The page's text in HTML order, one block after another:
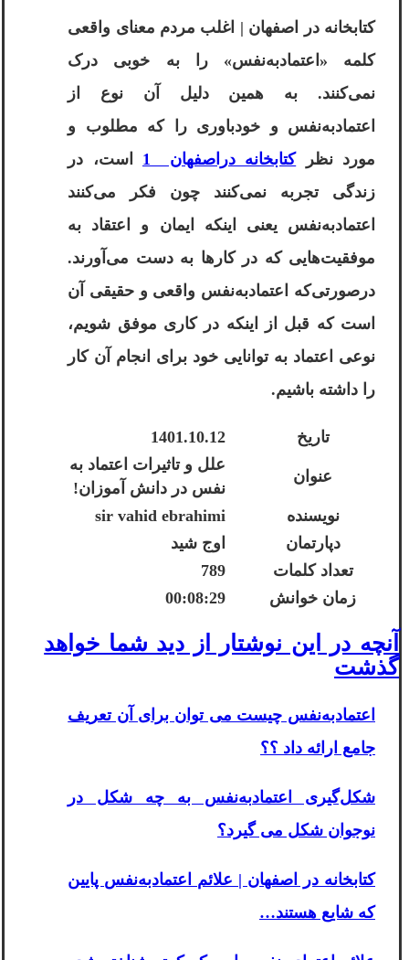
کتابخانه در اصفهان | اغلب مردم معنای واقعی
کلمه «اعتماد‌به‌نفس» را به خوبی درک
نمی‌کنند. به همین دلیل آن نوع از
اعتمادبه‌نفس و خودباوری را که مطلوب و
مورد نظرکتابخانه دراصفهان 1
است، در
زندگی تجربه نمی‌کنند چون فکر می‌کنند
اعتمادبه‌نفس یعنی اینکه ایمان و اعتقاد به
موفقیت‌هایی که در کارها به دست می‌آورند.
درصورتی‌که اعتمادبه‌نفس واقعی و حقیقی آن
است که قبل از اینکه در کاری موفق شویم،
نوعی اعتماد به توانایی خود برای انجام آن کار
را داشته باشیم.
تاریخ 1401.10.12
عنوان
علل و تاثیرات اعتماد به
نفس در دانش آموزان!
نویسنده
sir vahid ebrahimi
دپارتمان
اوج شید
تعداد کلمات
789
زمان خوانش
00:08:29
آنچه در این نوشتار از دید شما خواهد
گذشت
اعتمادبه‌نفس چیست می توان برای آن تعریف
جامع ارائه داد ؟؟
شکل‌گیری اعتماد‌به‌نفس به چه شکل در
نوجوان شکل می گیرد؟
کتابخانه در اصفهان | علائم اعتمادبه‌نفس پایین
که شایع هستند…